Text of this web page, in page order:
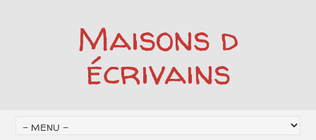
Maisons d
écrivains